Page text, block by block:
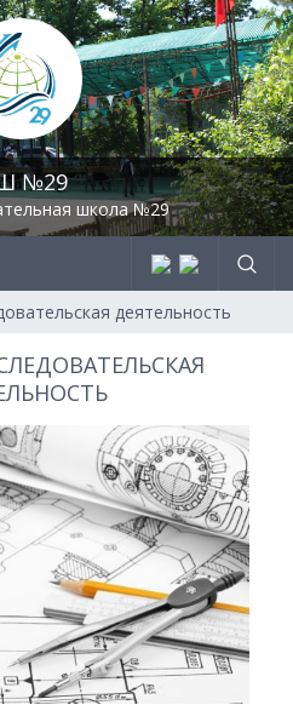
№29
школа №29
деятельность